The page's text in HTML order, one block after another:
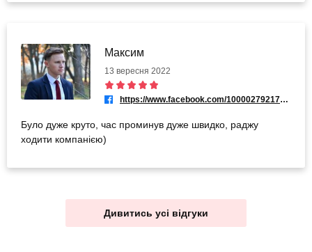
Максим
13 вересня 2022
https://www.facebook.com/100002792171168
Було дуже круто, час проминув дуже швидко, раджу
ходити компанією)
Дивитись усі відгуки